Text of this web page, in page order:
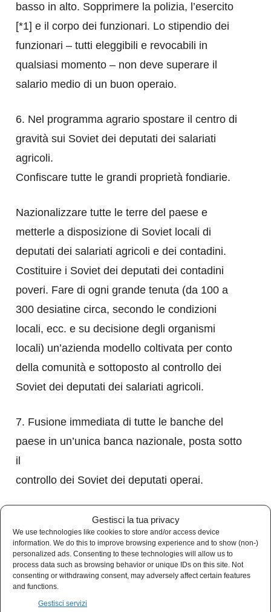
Gestisci la tua privacy
We use technologies like cookies to store and/or access device
information. We do this to improve browsing experience and to show (non-)
personalized ads. Consenting to these technologies will allow us to
process data such as browsing behavior or unique IDs on this site. Not
consenting or withdrawing consent, may adversely affect certain features
and functions.
Gestisci servizi
basso in alto. Sopprimere la polizia, l’esercito
[*1] e il corpo dei funzionari. Lo stipendio dei
funzionari – tutti eleggibili e revocabili in
qualsiasi momento – non deve superare il
salario medio di un buon operaio.
6. Nel programma agrario spostare il centro di
gravità sui Soviet dei deputati dei salariati
agricoli.
Confiscare tutte le grandi proprietà fondiarie.
Nazionalizzare tutte le terre del paese e
metterle a disposizione di Soviet locali di
deputati dei salariati agricoli e dei contadini.
Costituire i Soviet dei deputati dei contadini
poveri. Fare di ogni grande tenuta (da 100 a
300 desiatine circa, secondo le condizioni
locali, ecc. e su decisione degli organismi
locali) un’azienda modello coltivata per conto
della comunità e sottoposto al controllo dei
Soviet dei deputati dei salariati agricoli.
7. Fusione immediata di tutte le banche del
paese in un’unica banca nazionale, posta sotto
il
controllo dei Soviet dei deputati operai.
8. Il nostro compito immediato non è
l'”instaurazione” del socialismo, ma, per ora,
soltanto il passaggio al controllo della
produzione sociale e della ripartizione dei
prodotti da parte dei Soviet dei deputati operai.